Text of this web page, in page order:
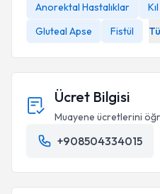
Anorektal Hastalıklar
Gluteal Apse
Fistül
Ücret Bilgisi
Muayene ücretlerini
+908504334015